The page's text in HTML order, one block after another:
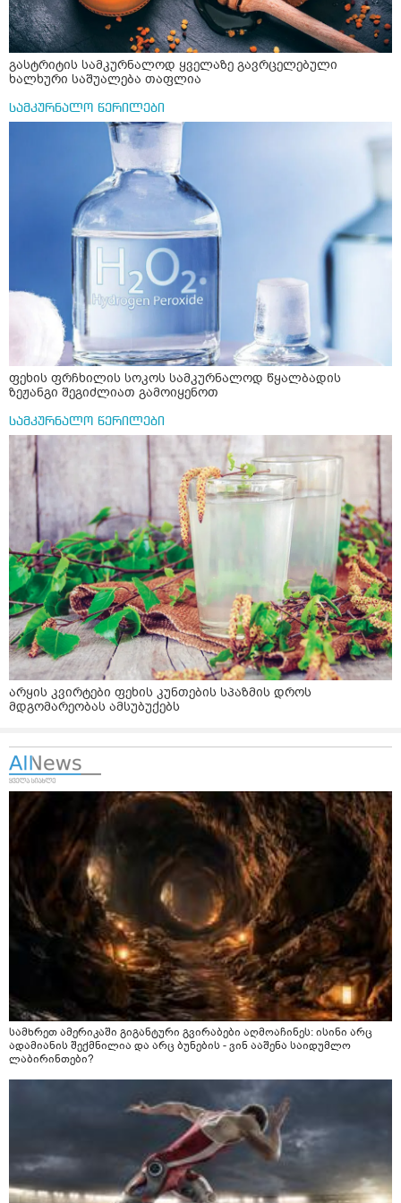
გასტრიტის სამკურნალოდ ყველაზე გავრცელებული
ხალხური საშუალება თაფლია
სამკურნალო წერილები
ფეხის ფრჩხილის სოკოს სამკურნალოდ წყალბადის
ზეჟანგი შეგიძლიათ გამოიყენოთ
სამკურნალო წერილები
არყის კვირტები ფეხის კუნთების სპაზმის დროს
მდგომარეობას ამსუბუქებს
სამხრეთ ამერიკაში გიგანტური გვირაბები აღმოაჩინეს: ისინი არც
ადამიანის შექმნილია და არც ბუნების - ვინ ააშენა საიდუმლო
ლაბირინთები?